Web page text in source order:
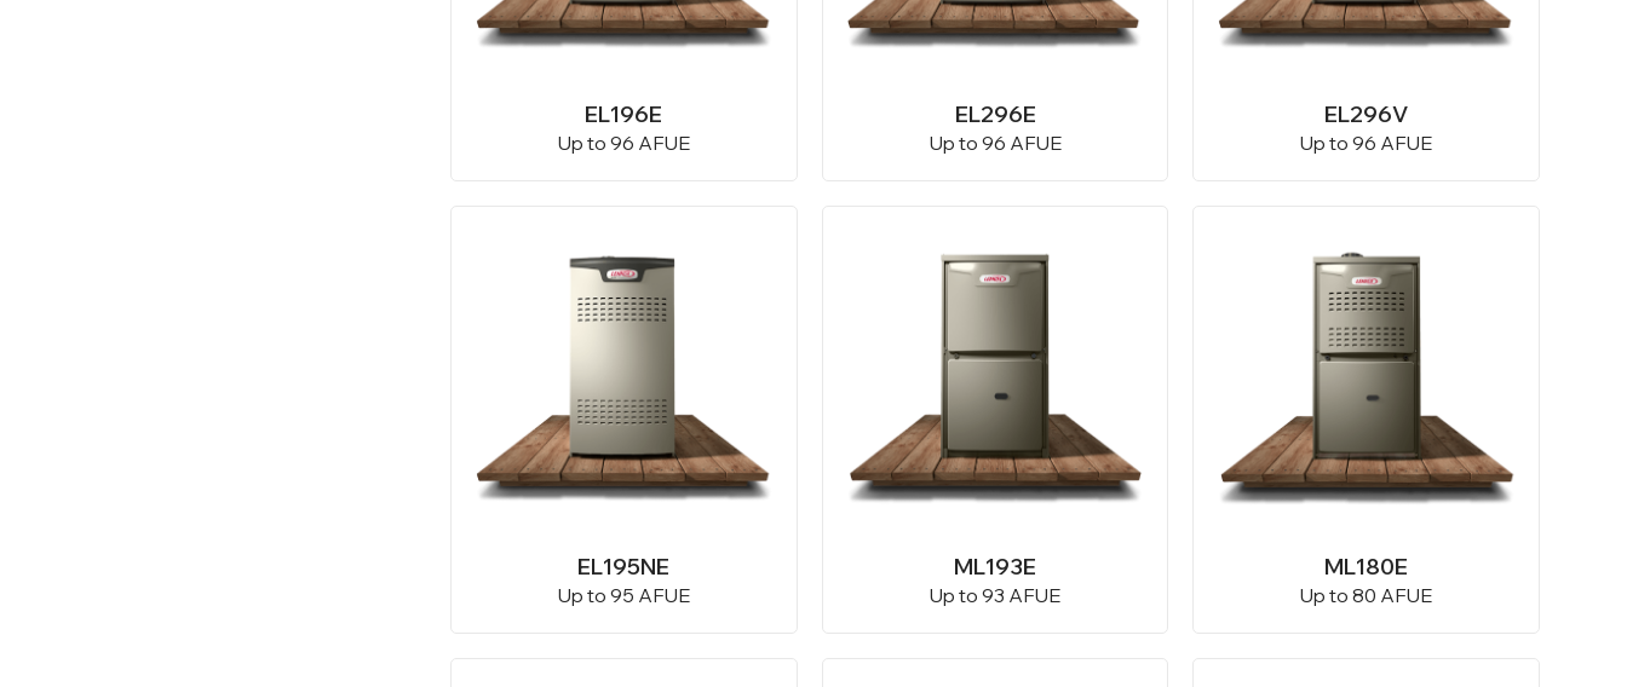
EL196E
Up to 96 AFUE
EL296E
Up to 96 AFUE
EL296V
Up to 96 AFUE
EL195NE
Up to 95 AFUE
ML193E
Up to 93 AFUE
ML180E
Up to 80 AFUE